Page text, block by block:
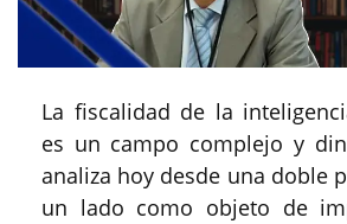
La fiscalidad de la
es un campo complejo y
analiza hoy desde una doble
un lado como objeto de